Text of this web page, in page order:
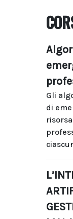
Gli
di